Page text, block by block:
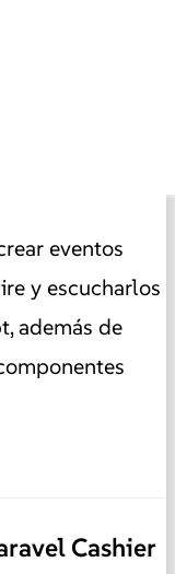
eventos
y escucharlos
además de
Cashier